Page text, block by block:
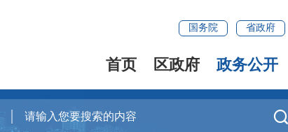
国务院 省政府
首页 区政府 政务公开
